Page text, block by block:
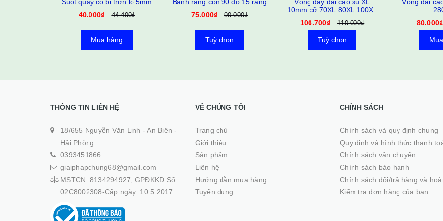
Suốt quay có bi trơn lỗ 5mm
40.000₫
44.400₫
Mua hàng
Bánh răng côn 90 độ 15 răng
75.000₫
90.000₫
Tuỳ chọn
Vòng dây đai cao su XL
10mm cỡ 70XL 80XL 100XL
106.700₫ 110.000₫
Tuỳ chọn
Vòng đai
80.000₫
THÔNG TIN LIÊN HỆ
18/655 Nguyễn Văn Linh - An Biên -
Hải Phòng
0393451866
giaiphapchung68@gmail.com
MSTCN: 8134294927; GPĐKKD Số:
02C8002308-Cấp ngày: 10.5.2017
VỀ CHÚNG TÔI
Trang chủ
Giới thiệu
Sản phẩm
Liên hệ
Hướng dẫn mua hàng
Tuyển dụng
CHÍNH SÁCH
Chính sách và quy định chung
Quy định và hình thức thanh
Chính sách vận chuyển
Chính sách bảo hành
Chính sách đổi/trả hàng và
Kiểm tra đơn hàng của bạn